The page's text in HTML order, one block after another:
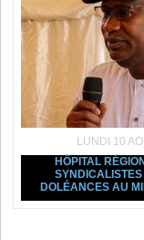
LUNDI 10
HÔPITAL
DOLÉANCES AU